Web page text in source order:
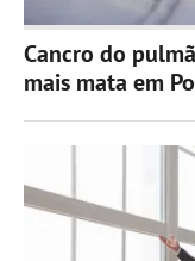
Cancro do
mais mata em